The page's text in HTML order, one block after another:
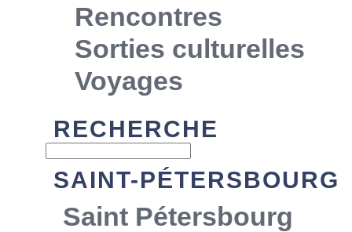
Rencontres
Sorties culturelles
Voyages
RECHERCHE
SAINT-PÉTERSBOURG
Saint Pétersbourg